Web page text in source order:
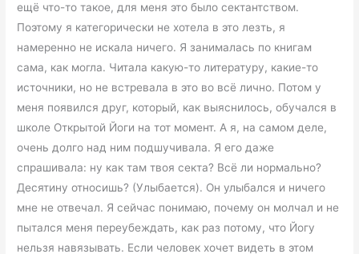
ещё что-то такое, для меня это было сектантством.
Поэтому я категорически не хотела в это лезть, я
намеренно не искала ничего. Я занималась по книгам
сама, как могла. Читала какую-то литературу, какие-то
источники, но не встревала в это во всё лично. Потом у
меня появился друг, который, как выяснилось, обучался в
школе Открытой Йоги на тот момент. А я, на самом деле,
очень долго над ним подшучивала. Я его даже
спрашивала: ну как там твоя секта? Всё ли нормально?
Десятину относишь? (Улыбается). Он улыбался и ничего
мне не отвечал. Я сейчас понимаю, почему он молчал и не
пытался меня переубеждать, как раз потому, что Йогу
нельзя навязывать. Если человек хочет видеть в этом